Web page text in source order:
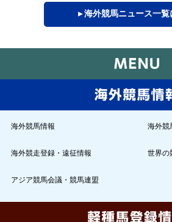
▸ 海外競馬ニュース一覧
海外競馬情報 海外競
海外競走登録・遠征情報 世界の
アジア競馬会議・競馬連盟